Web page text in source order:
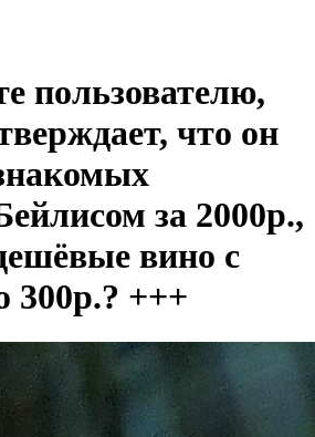
пользователю,
что он
за 2000р.,
вино с
300р.? +++